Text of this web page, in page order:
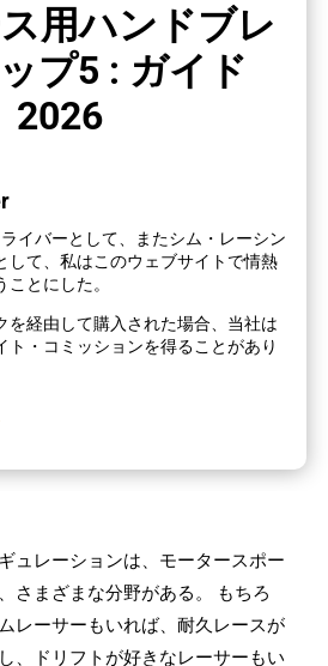
用ハンドブレ
プ5 : ガイド
2026
イバーとして、またシム・レーシン
して、私はこのウェブサイトで情熱
とにした。
を経由して購入された場合、当社は
ト・コミッションを得ることがあり
ュレーションは、モータースポー
さまざまな分野がある。 もちろ
レーサーもいれば、耐久レースが
、ドリフトが好きなレーサーもい